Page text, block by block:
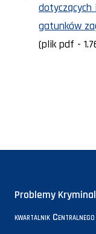
gatunków
(plik pdf -
Problemy
kwartalnik